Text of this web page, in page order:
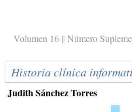
Volumen 16 || Número
Historia clínica
Judith Sánchez Torres